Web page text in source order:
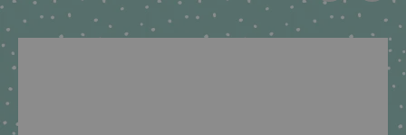
Carousel items